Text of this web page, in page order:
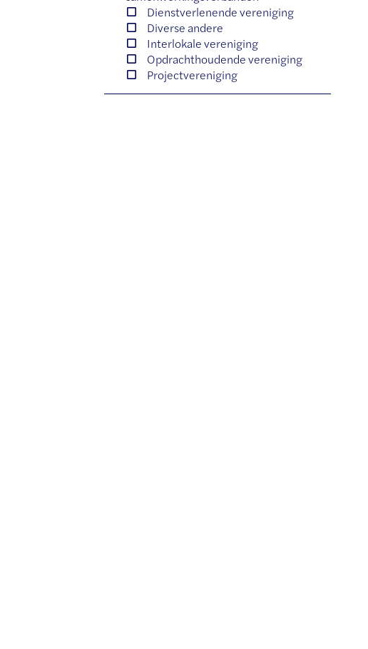
Dienstverlenende vereniging
Diverse andere
Interlokale vereniging
Opdrachthoudende vereniging
Projectvereniging